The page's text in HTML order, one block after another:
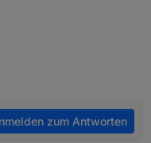
zum Antworten